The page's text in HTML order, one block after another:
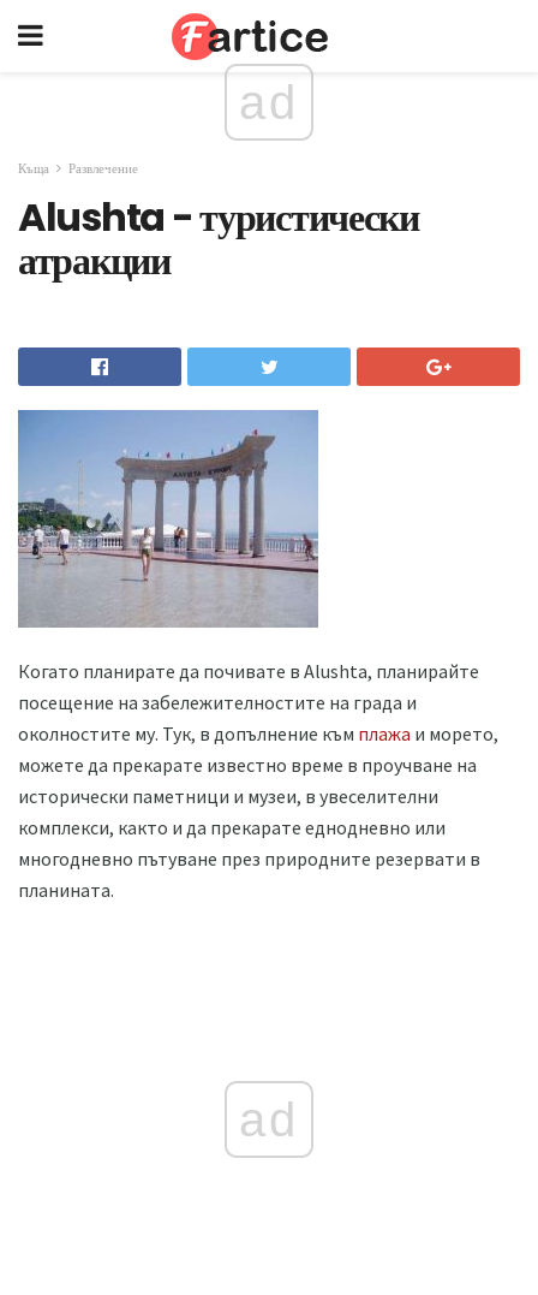
ad
Къща Развлечение
Alushta - туристически
атракции
Когато планирате да почивате в Alushta, планирайте
посещение на забележителностите на града и
околностите му. Тук, в допълнение към плажа и морето,
можете да прекарате известно време в проучване на
исторически паметници и музеи, в увеселителни
комплекси, както и да прекарате еднодневно или
многодневно пътуване през природните резервати в
планината.
ad